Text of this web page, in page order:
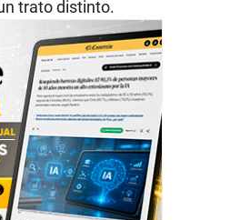
trato distinto.